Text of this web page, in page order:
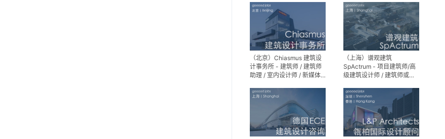
（北京）Chiasmus 建筑设
计事务所 - 建筑师 / 建筑师
助理 / 室内设计师 / 新媒体
（上海）谱观建筑
SpActrum - 项目建筑师/高
级建筑设计师 / 建筑师或助
媒体助理 / 实习生（建筑设
计/媒体，长期有效）